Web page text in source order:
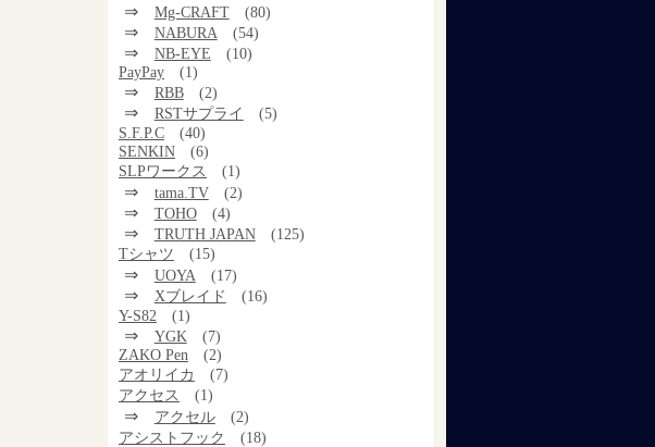
⇒ Mg-CRAFT (80)
⇒ NABURA (54)
⇒ NB-EYE
(10)
PayPay
(1)
⇒ RBB (2)
⇒ RSTサプライ
(5)
S.F.P.C
(40)
SENKIN
(6)
SLPワークス
(1)
⇒ tama.TV (2)
⇒ TOHO (4)
⇒ TRUTH JAPAN
(125)
Tシャツ
(15)
⇒ UOYA (17)
⇒ Xブレイド
(16)
Y-S82
(1)
⇒ YGK
(7)
ZAKO Pen
(2)
アオリイカ
(7)
アクセス
(1)
⇒ アクセル
(2)
アシストフック
(18)